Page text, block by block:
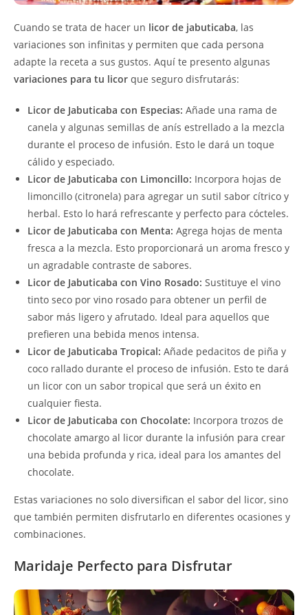
Cuando se trata de hacer un licor de jabuticaba, las
variaciones son infinitas y permiten que cada persona
adapte la receta a sus gustos. Aquí te presento algunas
variaciones para tu licor que seguro disfrutarás:
Licor de Jabuticaba con Especias: Añade una rama de
canela y algunas semillas de anís estrellado a la mezcla
durante el proceso de infusión. Esto le dará un toque
cálido y especiado.
Licor de Jabuticaba con Limoncillo: Incorpora hojas de
limoncillo (citronela) para agregar un sutil sabor cítrico y
herbal. Esto lo hará refrescante y perfecto para cócteles.
Licor de Jabuticaba con Menta: Agrega hojas de menta
fresca a la mezcla. Esto proporcionará un aroma fresco y
un agradable contraste de sabores.
Licor de Jabuticaba con Vino Rosado: Sustituye el vino
tinto seco por vino rosado para obtener un perfil de
sabor más ligero y afrutado. Ideal para aquellos que
prefieren una bebida menos intensa.
Licor de Jabuticaba Tropical: Añade pedacitos de piña y
coco rallado durante el proceso de infusión. Esto te dará
un licor con un sabor tropical que será un éxito en
cualquier fiesta.
Licor de Jabuticaba con Chocolate: Incorpora trozos de
chocolate amargo al licor durante la infusión para crear
una bebida profunda y rica, ideal para los amantes del
chocolate.
Estas variaciones no solo diversifican el sabor del licor, sino
que también permiten disfrutarlo en diferentes ocasiones y
combinaciones.
Maridaje Perfecto para Disfrutar